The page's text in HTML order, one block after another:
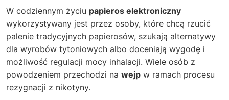
W codziennym życiu papieros elektroniczny
wykorzystywany jest przez osoby, które chcą rzucić
palenie tradycyjnych papierosów, szukają alternatywy
dla wyrobów tytoniowych albo doceniają wygodę i
możliwość regulacji mocy inhalacji. Wiele osób z
powodzeniem przechodzi na wejp w ramach procesu
rezygnacji z nikotyny.